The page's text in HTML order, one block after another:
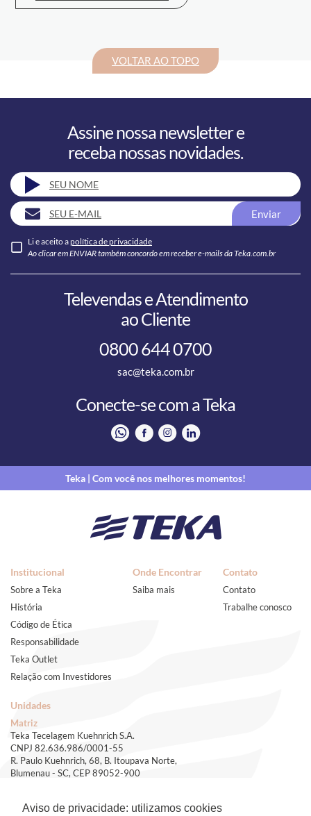
VOLTAR AO TOPO
Assine nossa newsletter e
receba nossas novidades.
Enviar
Li e aceito apolítica de privacidade
Ao clicar em ENVIAR também concordo em receber e-mails da Teka.com.br
Televendas e Atendimento
ao Cliente
0800 644 0700
sac@teka.com.br
Conecte-se com a Teka
Teka | Com você nos melhores momentos!
Institucional
Sobre a Teka
História
Código de Ética
Responsabilidade
Teka Outlet
Relação com Investidores
Onde Encontrar
Saiba mais
Contato
Contato
Trabalhe conosco
Unidades
Matriz
Teka Tecelagem Kuehnrich S.A.
CNPJ 82.636.986/0001-55
R. Paulo Kuehnrich, 68, B. Itoupava Norte,
Blumenau - SC, CEP 89052-900
Aviso de privacidade: utilizamos cookies